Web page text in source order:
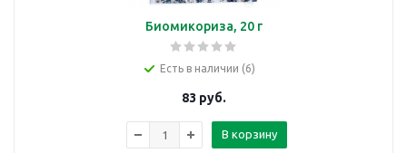
Биомикориза, 20 г
Есть в наличии (6)
83 руб.
В корзину